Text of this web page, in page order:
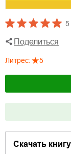
5
Поделиться
Литрес: 5
Скачать